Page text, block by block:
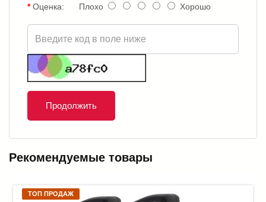
Оценка: Плохо Хорошо
Продолжить
Рекомендуемые товары
ТОП ПРОДАЖ